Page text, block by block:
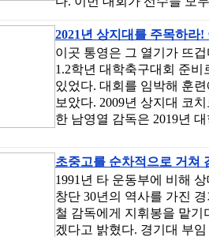
2021년 상지대를 주목하라
이곳 통영은 그 열기가 뜨
1.2학년 대학축구대회 준
있었다. 대회를 임박해 훈
보았다. 2009년 상지대 코
한 남영열 감독은 2019년
초중고를 순차적으로 거쳐
1991년 타 운동부에 비해
창단 30년의 역사를 가진
철 감독에게 지휘봉을 맡기
겠다고 밝혔다. 경기대 부